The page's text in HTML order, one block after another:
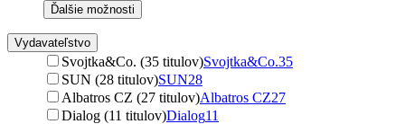
Ďalšie možnosti
Vydavateľstvo
Svojtka&Co. (35 titulov)Svojtka&Co.35
SUN (28 titulov)SUN28
Albatros CZ (27 titulov)Albatros CZ27
Dialog (11 titulov)Dialog11